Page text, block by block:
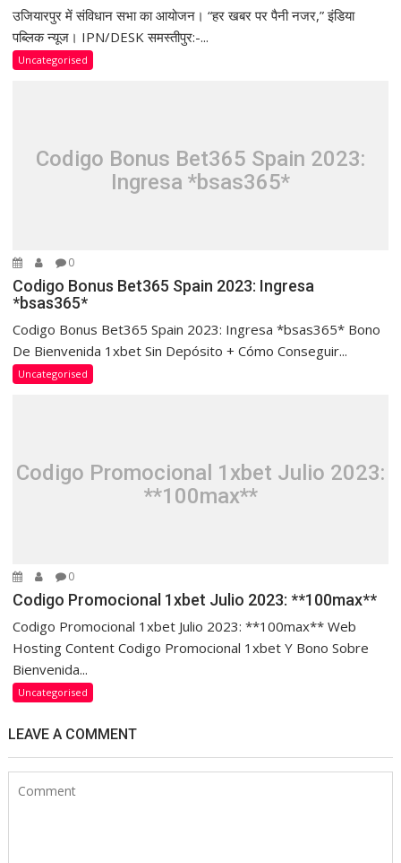
उजियारपुर में संविधान सभा का आयोजन। “हर खबर पर पैनी नजर,” इंडिया
पब्लिक न्यूज। IPN/DESK समस्तीपुर:-...
Uncategorised
Codigo Bonus Bet365 Spain 2023:
Ingresa *bsas365*
0
Codigo Bonus Bet365 Spain 2023: Ingresa
*bsas365*
Codigo Bonus Bet365 Spain 2023: Ingresa *bsas365* Bono
De Bienvenida 1xbet Sin Depósito + Cómo Conseguir...
Uncategorised
Codigo Promocional 1xbet Julio 2023:
**100max**
0
Codigo Promocional 1xbet Julio 2023: **100max**
Codigo Promocional 1xbet Julio 2023: **100max** Web
Hosting Content Codigo Promocional 1xbet Y Bono Sobre
Bienvenida...
Uncategorised
LEAVE A COMMENT